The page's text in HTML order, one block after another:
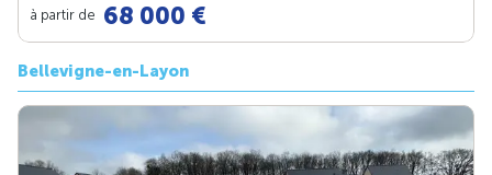
à partir de 68 000 €
Bellevigne-en-Layon